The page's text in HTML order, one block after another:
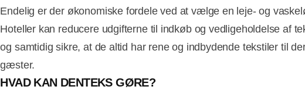
Endelig er der økonomiske fordele ved at vælge en leje- og
Hoteller kan reducere udgifterne til indkøb og vedligeholdelse af
og samtidig sikre, at de altid har rene og indbydende tekstiler til
gæster.
HVAD KAN DENTEKS GØRE?